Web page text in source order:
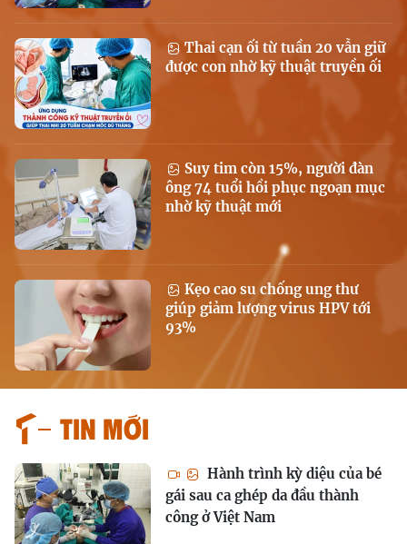
Thai cạn ối từ tuần 20 vẫn giữ
được con nhờ kỹ thuật truyền ối
Suy tim còn 15%, người đàn
ông 74 tuổi hồi phục ngoạn mục
nhờ kỹ thuật mới
Kẹo cao su chống ung thư
giúp giảm lượng virus HPV tới
93%
Tin mới
Hành trình kỳ diệu của bé
gái sau ca ghép da đầu thành
công ở Việt Nam